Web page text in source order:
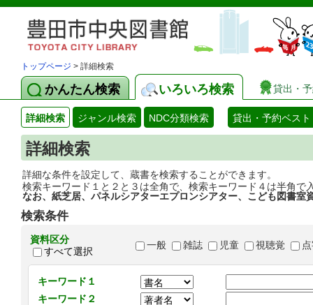
トップページ > 詳細検索
かんたん検索 いろいろ検索 貸出・
詳細検索 ジャンル検索 NDC分類検索 貸出・予約ベスト
詳細検索
詳細な条件を設定して、蔵書を検索することができます。
検索キーワード１と２と３は全角で、検索キーワード４は半角で
なお、紙芝居、パネルシアターエプロンシアター、こども図書室
検索条件
資料区分
すべて選択
一般 雑誌 児童 視聴覚
キーワード１
キーワード２